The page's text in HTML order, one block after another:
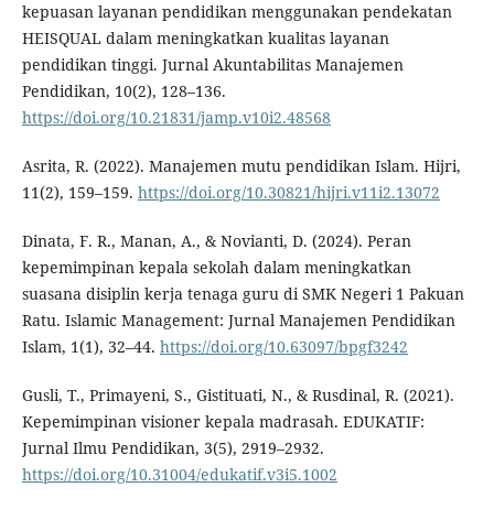
kepuasan layanan pendidikan menggunakan pendekatan
HEISQUAL dalam meningkatkan kualitas layanan
pendidikan tinggi. Jurnal Akuntabilitas Manajemen
Pendidikan, 10(2), 128–136.
https://doi.org/10.21831/jamp.v10i2.48568
Asrita, R. (2022). Manajemen mutu pendidikan Islam. Hijri,
11(2), 159–159. https://doi.org/10.30821/hijri.v11i2.13072
Dinata, F. R., Manan, A., & Novianti, D. (2024). Peran
kepemimpinan kepala sekolah dalam meningkatkan
suasana disiplin kerja tenaga guru di SMK Negeri 1 Pakuan
Ratu. Islamic Management: Jurnal Manajemen Pendidikan
Islam, 1(1), 32–44. https://doi.org/10.63097/bpgf3242
Gusli, T., Primayeni, S., Gistituati, N., & Rusdinal, R. (2021).
Kepemimpinan visioner kepala madrasah. EDUKATIF:
Jurnal Ilmu Pendidikan, 3(5), 2919–2932.
https://doi.org/10.31004/edukatif.v3i5.1002